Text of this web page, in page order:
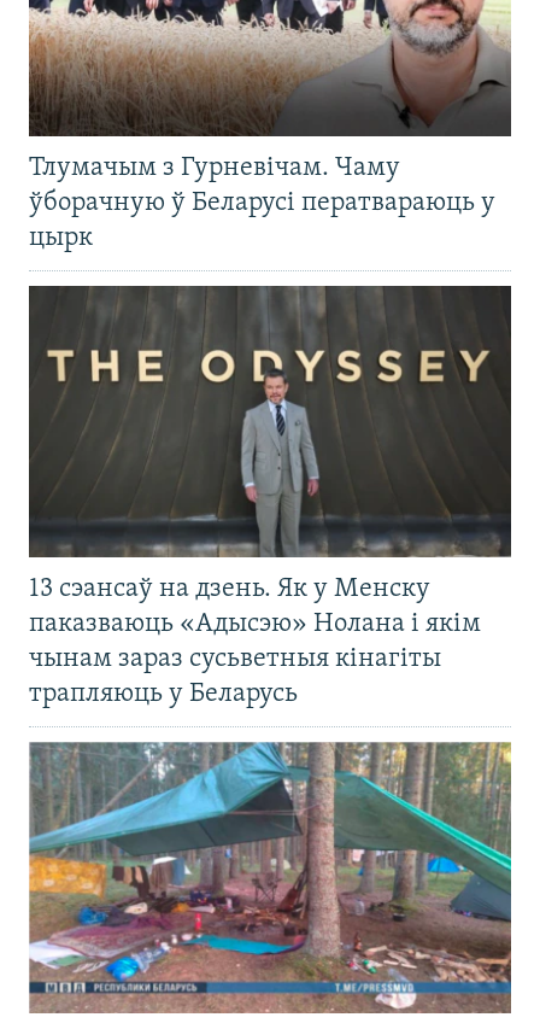
Тлумачым з Гурневічам. Чаму
ўборачную ў Беларусі ператвараюць у
цырк
13 сэансаў на дзень. Як у Менску
паказваюць «Адысэю» Нолана і якім
чынам зараз сусьветныя кінагіты
трапляюць у Беларусь